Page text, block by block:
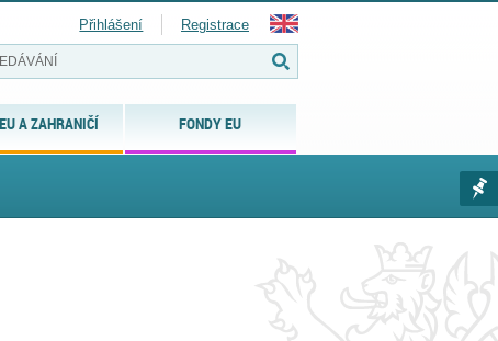
EU A ZAHRANIČÍ FONDY EU
Přihlášení Registrace